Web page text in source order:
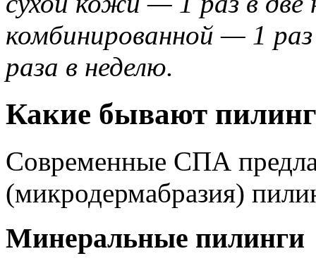
комбинированной — 1
раза в неделю.
Какие бывают
Современные СПА
(микродермабразия)
Минеральные пилинги